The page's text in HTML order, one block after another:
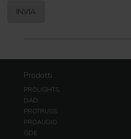
Prodotti
PROLIGHTS
DAD
PROTRUSS
PROAUDIO
GDE